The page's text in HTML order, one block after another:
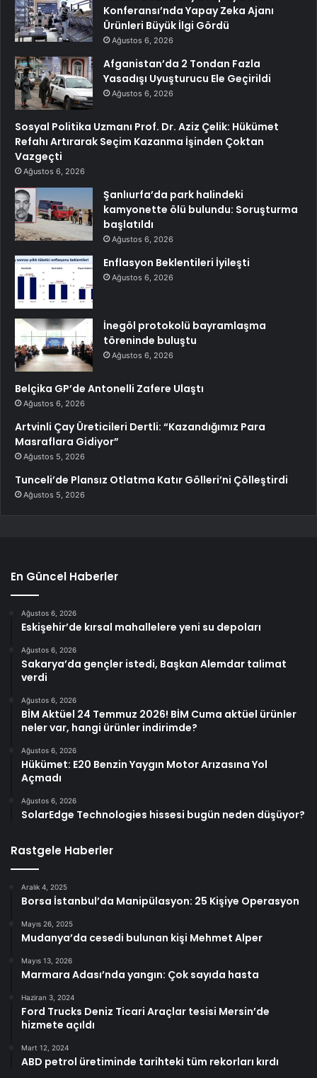
Konferansı’nda Yapay Zeka Ajanı
Ürünleri Büyük İlgi Gördü
Ağustos 6, 2026
Afganistan’da 2 Tondan Fazla
Yasadışı Uyuşturucu Ele Geçirildi
Ağustos 6, 2026
Sosyal Politika Uzmanı Prof. Dr. Aziz Çelik: Hükümet
Refahı Artırarak Seçim Kazanma İşinden Çoktan
Vazgeçti
Ağustos 6, 2026
Şanlıurfa’da park halindeki
kamyonette ölü bulundu: Soruşturma
başlatıldı
Ağustos 6, 2026
Enflasyon Beklentileri İyileşti
Ağustos 6, 2026
İnegöl protokolü bayramlaşma
töreninde buluştu
Ağustos 6, 2026
Belçika GP’de Antonelli Zafere Ulaştı
Ağustos 6, 2026
Artvinli Çay Üreticileri Dertli: “Kazandığımız Para
Masraflara Gidiyor”
Ağustos 5, 2026
Tunceli’de Plansız Otlatma Katır Gölleri’ni Çölleştirdi
Ağustos 5, 2026
En Güncel Haberler
Ağustos 6, 2026
Eskişehir’de kırsal mahallelere yeni su depoları
Ağustos 6, 2026
Sakarya’da gençler istedi, Başkan Alemdar talimat
verdi
Ağustos 6, 2026
BİM Aktüel 24 Temmuz 2026! BİM Cuma aktüel ürünler
neler var, hangi ürünler indirimde?
Ağustos 6, 2026
Hükümet: E20 Benzin Yaygın Motor Arızasına Yol
Açmadı
Ağustos 6, 2026
SolarEdge Technologies hissesi bugün neden düşüyor?
Rastgele Haberler
Aralık 4, 2025
Borsa İstanbul’da Manipülasyon: 25 Kişiye Operasyon
Mayıs 26, 2025
Mudanya’da cesedi bulunan kişi Mehmet Alper
Mayıs 13, 2026
Marmara Adası’nda yangın: Çok sayıda hasta
Haziran 3, 2024
Ford Trucks Deniz Ticari Araçlar tesisi Mersin’de
hizmete açıldı
Mart 12, 2024
ABD petrol üretiminde tarihteki tüm rekorları kırdı